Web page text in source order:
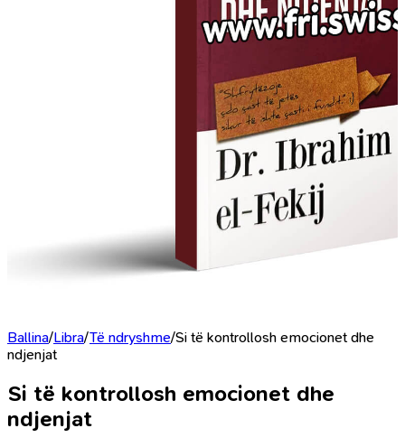
Ballina/Libra/Të ndryshme/Si të kontrollosh emocionet dhe
ndjenjat
Si të kontrollosh emocionet dhe
ndjenjat